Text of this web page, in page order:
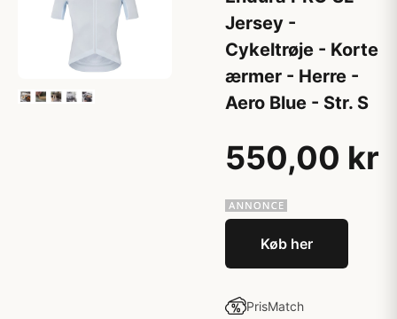
Jersey -
Cykeltrøje - Korte
ærmer - Herre -
Aero Blue - Str. S
550,00 kr
Køb her
PrisMatch